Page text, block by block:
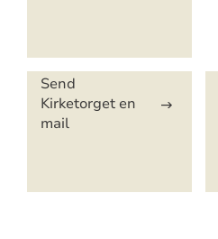
Send
Kirketorget en
mail